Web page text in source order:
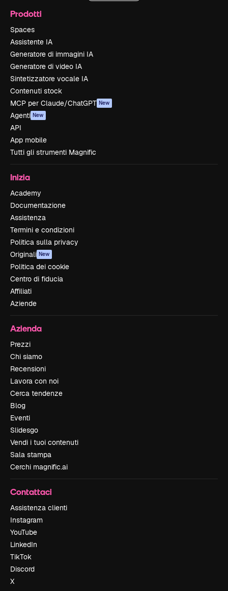
Prodotti
Spaces
Assistente IA
Generatore di immagini IA
Generatore di video IA
Sintetizzatore vocale IA
Contenuti stock
MCP per Claude/ChatGPT New
Agenti New
API
App mobile
Tutti gli strumenti Magnific
Inizia
Academy
Documentazione
Assistenza
Termini e condizioni
Politica sulla privacy
Originali New
Politica dei cookie
Centro di fiducia
Affiliati
Aziende
Azienda
Prezzi
Chi siamo
Recensioni
Lavora con noi
Cerca tendenze
Blog
Eventi
Slidesgo
Vendi i tuoi contenuti
Sala stampa
Cerchi magnific.ai
Contattaci
Assistenza clienti
Instagram
YouTube
LinkedIn
TikTok
Discord
X